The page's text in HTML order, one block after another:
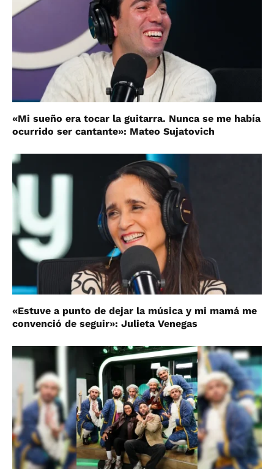
«Mi sueño era tocar la guitarra. Nunca se me había
ocurrido ser cantante»: Mateo Sujatovich
«Estuve a punto de dejar la música y mi mamá me
convenció de seguir»: Julieta Venegas